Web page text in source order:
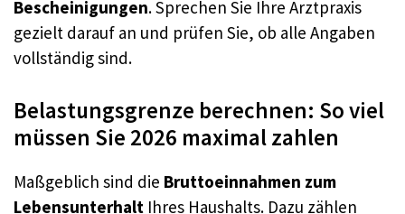
Bescheinigungen. Sprechen Sie Ihre Arztpraxis
gezielt darauf an und prüfen Sie, ob alle Angaben
vollständig sind.
Belastungsgrenze berechnen: So viel
müssen Sie 2026 maximal zahlen
Maßgeblich sind die Bruttoeinnahmen zum
Lebensunterhalt Ihres Haushalts. Dazu zählen